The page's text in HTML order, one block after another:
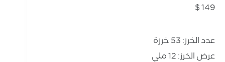
$149
عدد الخرز: 53 خرزة
عرض الخرز: 12 ملي